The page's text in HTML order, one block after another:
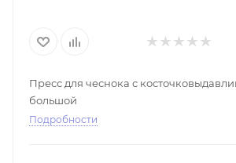
Пресс для чеснока с
большой
Подробности